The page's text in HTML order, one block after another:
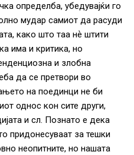
определба, убедувајќи го
мудар самиот да расуди
како што таа нѐ штити
има и критика, но
и злобна
да се претвори во
на поединци не би
однос кон сите други,
и сл. Познато е дека
придонесуваат за тешки
неопитните, но нашата